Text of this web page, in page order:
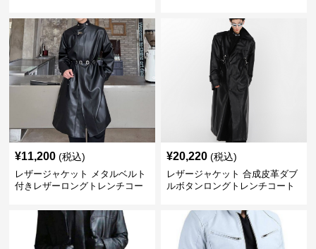
¥11,200 (税込)
レザージャケット メタルベルト
付きレザーロングトレンチコー
¥20,220 (税込)
レザージャケット 合成皮革ダブ
ルボタンロングトレンチコート